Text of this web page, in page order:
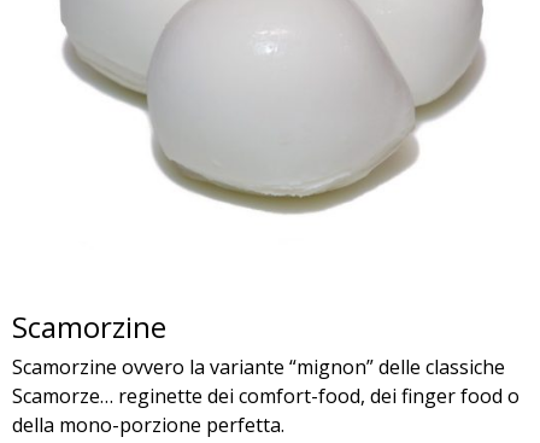
Scamorzine
Scamorzine ovvero la variante “mignon” delle classiche
Scamorze… reginette dei comfort-food, dei finger food o
della mono-porzione perfetta.